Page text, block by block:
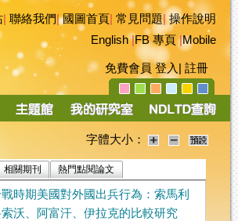
聯絡我們|國圖首頁 常見問題|操作說明
English|FB 專頁|Mobile
免費會員 登入 註冊
字體大小：
相關期刊 熱門點閱論文
時期美國對外國出兵行為：索馬利
沃、阿富汗、伊拉克的比較研究